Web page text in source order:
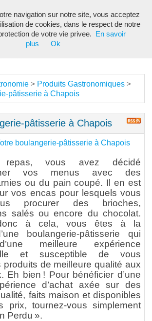
> Produits Gastronomiques >
pâtisserie à Chapois
pâtisserie à Chapois
boulangerie-pâtisserie à Chapois
vous avez décidé
vos menus avec des
ou du pain coupé. Il en est
vos encas pour lesquels vous
procurer des brioches,
salés ou encore du chocolat.
à cela, vous êtes à la
boulangerie-pâtisseriequi
meilleure expérience
et susceptible de vous
produits de meilleure qualité aux
Eh bien ! Pour bénéficier d’une
d’achat axée sur des
faits maison et disponibles
prix, tournez-vous simplement
Perdu ».
navigation sur notre site, vous acceptez
de cookies, dans le respect de notre
de votre vie privee.
En savoir
plus
Ok